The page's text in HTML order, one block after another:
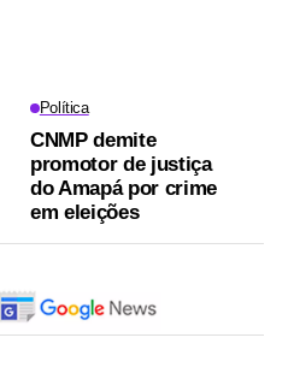
Política
CNMP demite
promotor de justiça
do Amapá por crime
em eleições